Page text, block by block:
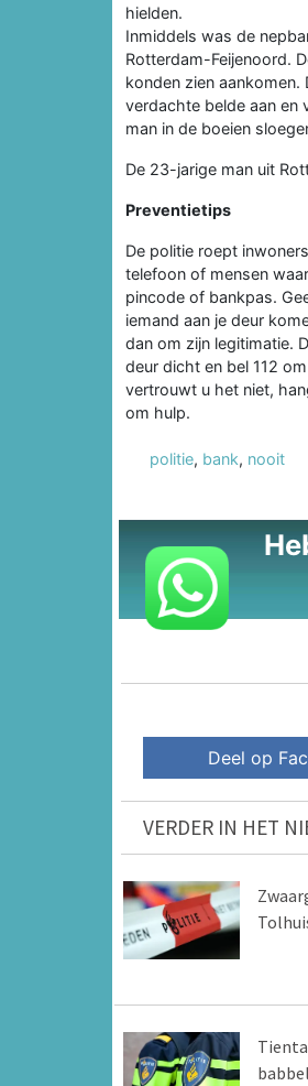
hielden.
Inmiddels was de
Rotterdam-Feijenoord.
konden zien
verdachte belde aan en
man in de boeien
De 23-jarige man uit
Preventietips
De politie roept
telefoon of mensen
pincode of bankpas.
iemand aan je deur
dan om zijn legitimatie.
deur dicht en bel 112
vertrouwt u het niet,
om hulp.
politie, bank, nooit
Deel op
VERDER IN HET